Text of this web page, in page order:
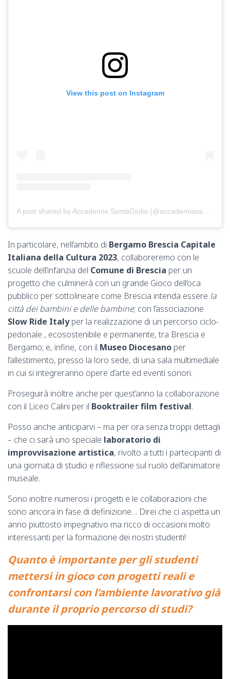
View this post on Instagram
A post shared by Accademia SantaGiulia (@accademiasantagiulia)
In particolare, nell’ambito di Bergamo Brescia Capitale
Italiana della Cultura 2023, collaboreremo con le
scuole dell’infanzia del Comune di Brescia per un
progetto che culminerà con un grande Gioco dell’oca
pubblico per sottolineare come Brescia intenda essere la
città dei bambini e delle bambine; con l’associazione
Slow Ride Italyper la realizzazione di un percorso ciclo-
pedonale , ecosostenibile e permanente, tra Brescia e
Bergamo; e, infine, con il Museo Diocesano per
l’allestimento, presso la loro sede, di una sala multimediale
in cui si integreranno opere d’arte ed eventi sonori.
Proseguirà inoltre anche per quest’anno la collaborazione
con il Liceo Calini per il Booktrailer film festival.
Posso anche anticiparvi – ma per ora senza troppi dettagli
– che ci sarà uno speciale laboratorio di
improvvisazione artistica, rivolto a tutti i partecipanti di
una giornata di studio e riflessione sul ruolo dell’animatore
museale.
Sono inoltre numerosi i progetti e le collaborazioni che
sono ancora in fase di definizione… Direi che ci aspetta un
anno piuttosto impegnativo ma ricco di occasioni molto
interessanti per la formazione dei nostri studenti!
Quanto è importante per gli studenti
mettersi in gioco con progetti reali e
confrontarsi con l’ambiente lavorativo già
durante il proprio percorso di studi?